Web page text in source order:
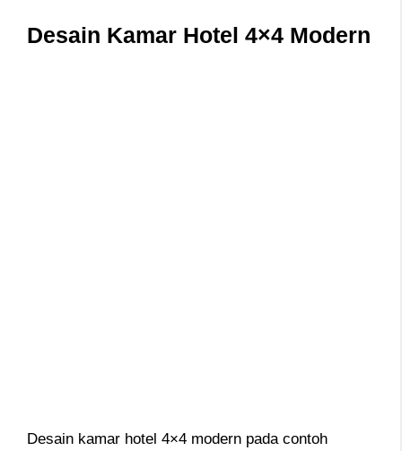
Desain Kamar Hotel 4×4 Modern
Desain kamar hotel 4×4 modern pada contoh